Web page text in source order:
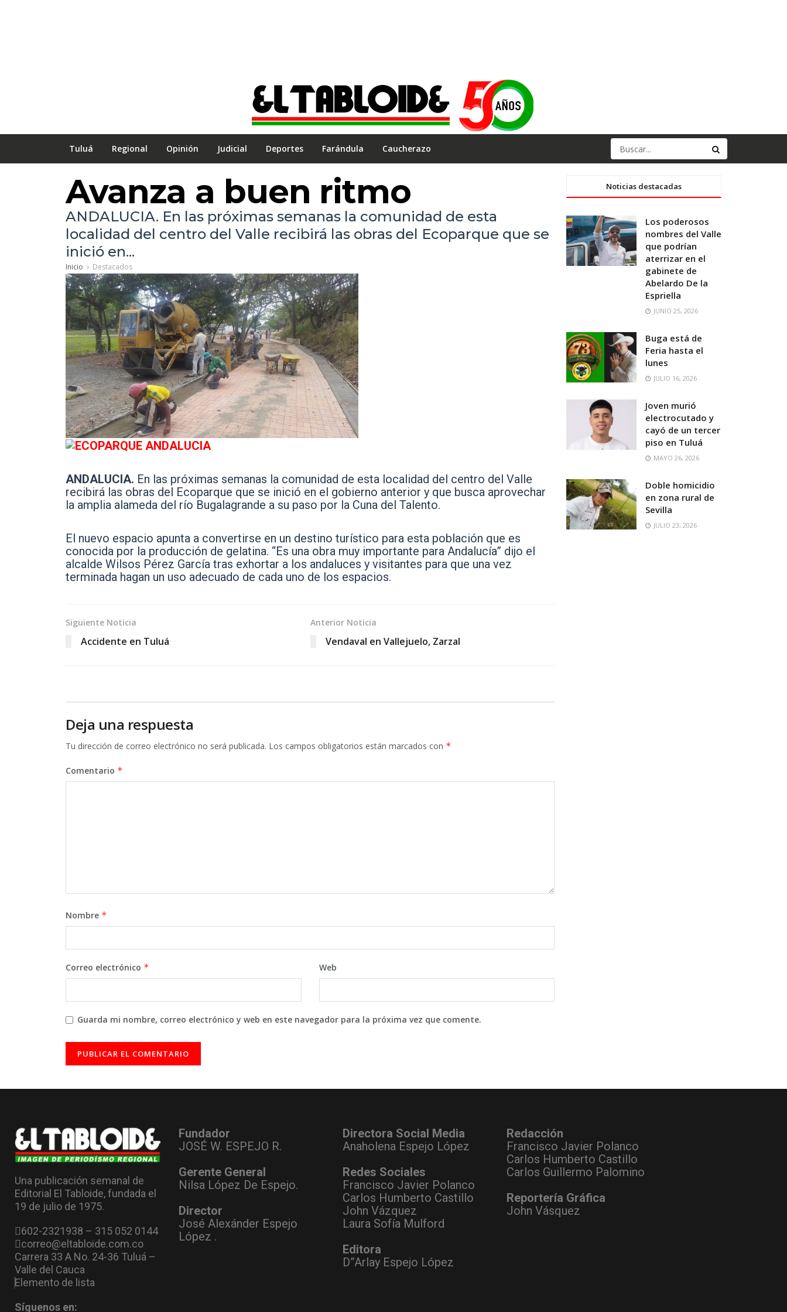
Tuluá Regional Opinión Judicial Deportes Farándula Caucherazo
Avanza a buen ritmo
ANDALUCIA. En las próximas semanas la comunidad de esta
localidad del centro del Valle recibirá las obras del Ecoparque que se
inició en...
Inicio Destacados
ANDALUCIA. En las próximas semanas la comunidad de esta localidad del centro del Valle
recibirá las obras del Ecoparque que se inició en el gobierno anterior y que busca aprovechar
la amplia alameda del río Bugalagrande a su paso por la Cuna del Talento.
El nuevo espacio apunta a convertirse en un destino turístico para esta población que es
conocida por la producción de gelatina. “Es una obra muy importante para Andalucía” dijo el
alcalde Wilsos Pérez García tras exhortar a los andaluces y visitantes para que una vez
terminada hagan un uso adecuado de cada uno de los espacios.
Siguiente Noticia
Accidente en Tuluá
Anterior Noticia
Vendaval en Vallejuelo, Zarzal
Deja una respuesta
Tu dirección de correo electrónico no será publicada. Los campos obligatorios están marcados con *
Comentario *
Nombre *
Correo electrónico * Web
Guarda mi nombre, correo electrónico y web en este navegador para la próxima vez que comente.
Noticias destacadas
Los poderosos
nombres del Valle
que podrían
aterrizar en el
gabinete de
Abelardo De la
Espriella
JUNIO 25, 2026
Buga está de
Feria hasta el
lunes
JULIO 16, 2026
Joven murió
electrocutado y
cayó de un tercer
piso en Tuluá
MAYO 26, 2026
Doble homicidio
en zona rural de
Sevilla
JULIO 23, 2026
Una publicación semanal de
Editorial El Tabloide, fundada el
19 de julio de 1975.
602-2321938 – 315 052 0144
correo@eltabloide.com.co
Carrera 33 A No. 24-36 Tuluá –
Valle del Cauca
Elemento de lista
Síguenos en:
Fundador
JOSÉ W. ESPEJO R.
Gerente General
Nilsa López De Espejo.
Director
José Alexánder Espejo
López .
Directora Social Media
Anaholena Espejo López
Redes Sociales
Francisco Javier Polanco
Carlos Humberto Castillo
John Vázquez
Laura Sofía Mulford
Editora
D”Arlay Espejo López
Redacción
Francisco Javier Polanco
Carlos Humberto Castillo
Carlos Guillermo Palomino
Reportería Gráfica
John Vásquez